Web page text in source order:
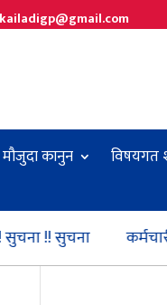
मौजुदा कानुन विषयगत
!! सुचना